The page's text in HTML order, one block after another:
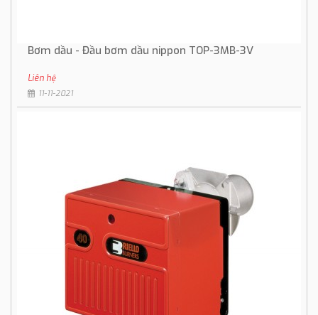
Bơm dầu - Đầu bơm dầu nippon TOP-3MB-3V
Liên hệ
11-11-2021